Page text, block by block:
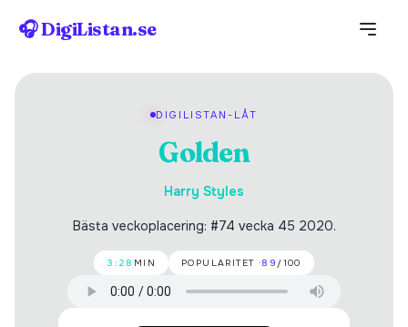
🎧 DigiListan.se
DIGILISTAN-LÅT
Golden
Harry Styles
Bästa veckoplacering: #74 vecka 45 2020.
3:28 MIN POPULARITET ·89 /100